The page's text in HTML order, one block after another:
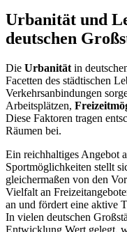
Urbanität und
deutschen
Die Urbanität in
Facetten des städtischen
Verkehrsanbindungen
Arbeitsplätzen,
Diese Faktoren tragen
Räumen bei.
Ein reichhaltiges Angebot
Sportmöglichkeiten stellt
gleichermaßen von den
Vielfalt an
an und fördert eine aktive
In vielen deutschen
Entwicklung Wert gelegt,